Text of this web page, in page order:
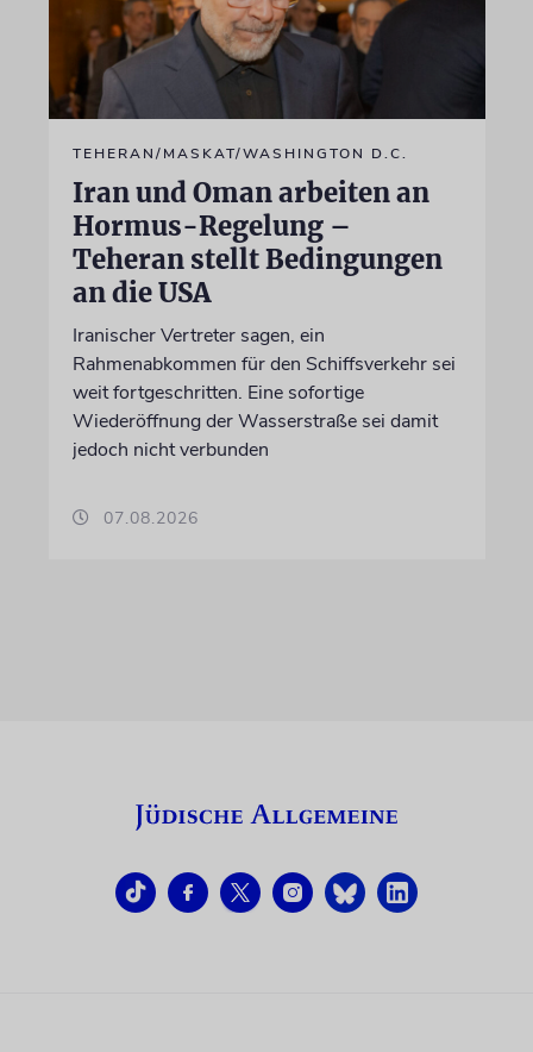
TEHERAN/MASKAT/WASHINGTON D.C.
Iran und Oman arbeiten an
Hormus-Regelung –
Teheran stellt Bedingungen
an die USA
Iranischer Vertreter sagen, ein
Rahmenabkommen für den Schiffsverkehr sei
weit fortgeschritten. Eine sofortige
Wiederöffnung der Wasserstraße sei damit
jedoch nicht verbunden
07.08.2026